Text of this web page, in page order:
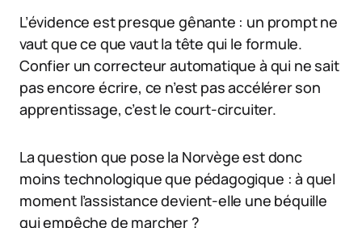
L’évidence est presque gênante : un prompt ne
vaut que ce que vaut la tête qui le formule.
Confier un correcteur automatique à qui ne sait
pas encore écrire, ce n’est pas accélérer son
apprentissage, c’est le court-circuiter.
La question que pose la Norvège est donc
moins technologique que pédagogique : à quel
moment l’assistance devient-elle une béquille
qui empêche de marcher ?